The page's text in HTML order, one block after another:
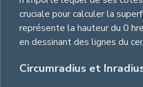
cruciale pour calculer la
représente la hauteur du 0
en dessinant des lignes du
Circumradius et